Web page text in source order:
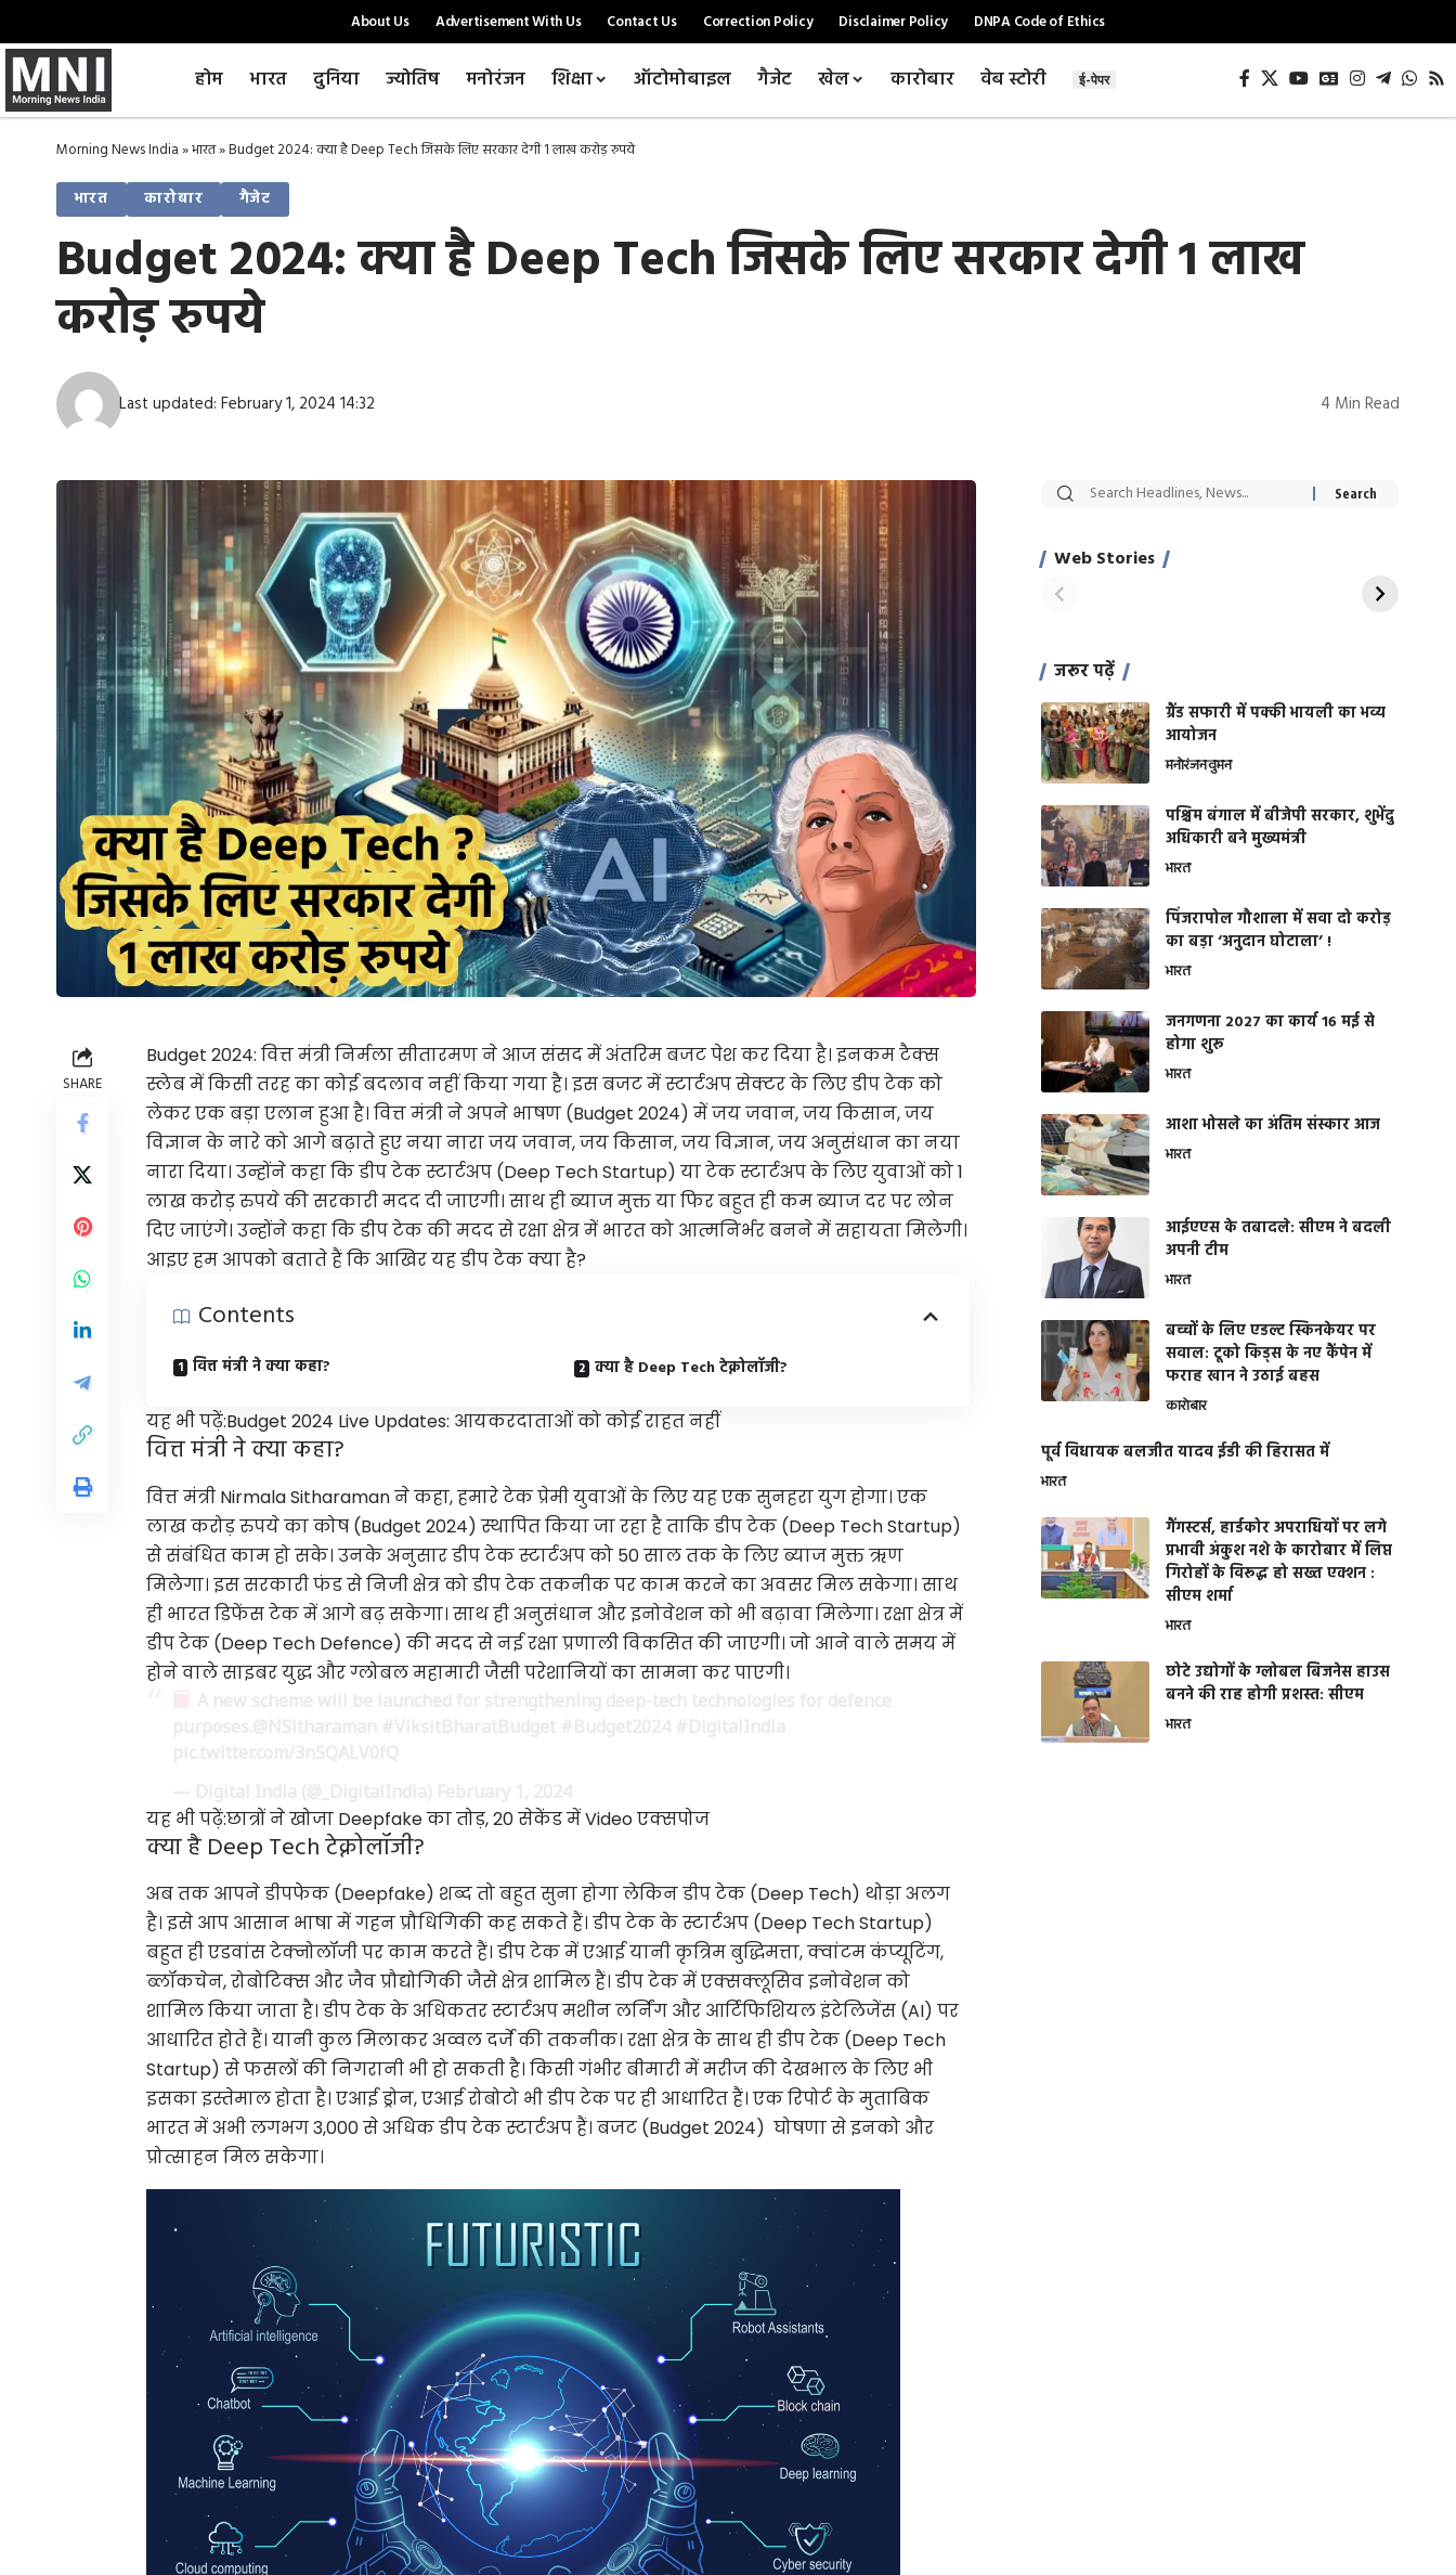
About Us Advertisement With Us Contact Us Correction Policy Disclaimer Policy DNPA Code of Ethics
होम भारत दुनिया ज्योतिष मनोरंजन शिक्षा ऑटोमोबाइल गैजेट खेल कारोबार वेब स्टोरी ई-पेपर
Morning News India»भारत»Budget 2024: क्या है Deep Tech जिसके लिए सरकार देगी 1 लाख करोड़ रुपये
भारत कारोबार गैजेट
Budget 2024: क्या है Deep Tech जिसके लिए सरकार देगी 1 लाख
करोड़ रुपये
Last updated: February 1, 2024 14:32 4 Min Read
SHARE
Budget 2024:वित्त मंत्री निर्मला सीतारमणने आज संसद में अंतरिम बजट पेश कर दिया है। इनकम टैक्स
स्लेब में किसी तरह का कोई बदलाव नहीं किया गया है। इस बजट में स्टार्टअप सेक्टर के लिएडीप टेकको
लेकर एक बड़ा एलान हुआ है। वित्त मंत्री ने अपने भाषण (Budget 2024) में जय जवान, जय किसान, जय
विज्ञान के नारे को आगे बढ़ाते हुए नया नारा जय जवान, जय किसान, जय विज्ञान, जय अनुसंधान का नया
नारा दिया। उन्होंने कहा कि डीप टेक स्टार्टअप (Deep Tech Startup) या टेक स्टार्टअप के लिए युवाओं को 1
लाख करोड़ रुपये की सरकारी मदद दी जाएगी। साथ ही ब्याज मुक्त या फिर बहुत ही कम ब्याज दर पर लोन
दिए जाएंगे। उन्होंने कहा किडीप टेककी मदद से रक्षा क्षेत्र में भारत को आत्मनिर्भरबनने में सहायता मिलेगी।
आइए हम आपको बताते हैं कि आखिर यह डीप टेक क्या है?
Contents
वित्त मंत्री ने क्या कहा? क्या है Deep Tech टेक्नोलॉजी?
यह भी पढ़ें:Budget 2024 Live Updates: आयकरदाताओं को कोई राहत नहीं
वित्त मंत्री ने क्या कहा?
वित्त मंत्री Nirmala Sitharaman ने कहा, हमारे टेक प्रेमी युवाओं के लिए यह एक सुनहरा युग होगा। एक
लाख करोड़ रुपये का कोष (Budget 2024) स्थापित किया जा रहा है ताकि डीप टेक (Deep Tech Startup)
से संबंधित काम हो सके। उनके अनुसार डीप टेक स्टार्टअप को 50 साल तक के लिए ब्याज मुक्त ऋण
मिलेगा। इस सरकारी फंड से निजी क्षेत्र को डीप टेक तकनीक पर काम करने का अवसर मिल सकेगा। साथ
ही भारत डिफेंस टेक में आगे बढ़ सकेगा। साथ ही अनुसंधान और इनोवेशन को भी बढ़ावा मिलेगा।रक्षा क्षेत्र में
डीप टेक (Deep Tech Defence) की मदद से नई रक्षा प्रणाली विकसित की जाएगी। जो आने वाले समय में
होने वाले साइबर युद्ध और ग्लोबल महामारी जैसी परेशानियों का सामना कर पाएगी।
यह भी पढ़ें:छात्रों ने खोजा Deepfake का तोड़, 20 सेकेंड में Video एक्सपोज
क्या है Deep Tech टेक्नोलॉजी?
अब तक आपने डीपफेक (Deepfake) शब्द तो बहुत सुना होगा लेकिन डीप टेक (Deep Tech) थोड़ा अलग
है। इसे आप आसान भाषा में गहन प्रौधिगिकी कह सकते हैं। डीप टेक के स्टार्टअप (Deep Tech Startup)
बहुत ही एडवांस टेक्नोलॉजी पर काम करते हैं। डीप टेक में एआई यानी कृत्रिम बुद्धिमत्ता, क्वांटम कंप्यूटिंग,
ब्लॉकचेन, रोबोटिक्स और जैव प्रौद्योगिकी जैसे क्षेत्र शामिल हैं। डीप टेक में एक्सक्लूसिव इनोवेशन को
शामिल किया जाता है। डीप टेक के अधिकतर स्टार्टअप मशीन लर्निंग और आर्टिफिशियल इंटेलिजेंस (AI) पर
आधारित होते हैं। यानी कुल मिलाकर अव्वल दर्जे की तकनीक। रक्षा क्षेत्र के साथ ही डीप टेक (Deep Tech
Startup) से फसलों की निगरानी भी हो सकती है। किसी गंभीर बीमारी में मरीज की देखभाल के लिए भी
इसका इस्तेमाल होता है। एआई ड्रोन, एआई रोबोटो भी डीप टेक पर ही आधारित हैं। एक रिपोर्ट के मुताबिक
भारत में अभी लगभग 3,000 से अधिक डीप टेक स्टार्टअप हैं। बजट (Budget 2024) घोषणा से इनको और
प्रोत्साहन मिल सकेगा।
Web Stories
सट्टेबाजी में अरेस्ट हुए
साहिल खान
रोज एक कच्चे लहसुन
जरूर पढ़ें
ग्रैंड सफारी में पक्की भायली का भव्य
आयोजन
मनोरंजनवुमन
पश्चिम बंगाल में बीजेपी सरकार, शुभेंदु
अधिकारी बने मुख्यमंत्री
भारत
​पिंजरापोल गौशाला में सवा दो करोड़
का बड़ा ‘अनुदान घोटाला’ !
भारत
जनगणना 2027 का कार्य 16 मई से
होगा शुरू
भारत
आशा भोसले का अंतिम संस्कार आज
भारत
आईएएस के तबादले: सीएम ने बदली
अपनी टीम
भारत
बच्चों के लिए एडल्ट स्किनकेयर पर
सवाल: टूको किड्स के नए कैंपेन में
फराह खान ने उठाई बहस
कारोबार
पूर्व विधायक बलजीत यादव ईडी की हिरासत में
भारत
गैंगस्टर्स, हार्डकोर अपराधियों पर लगे
प्रभावी अंकुश नशे के कारोबार में लिप्त
गिरोहों के विरूद्ध हो सख्त एक्शन :
सीएम शर्मा
भारत
छोटे उद्योगों के ग्लोबल बिजनेस हाउस
बनने की राह होगी प्रशस्त: सीएम
भारत